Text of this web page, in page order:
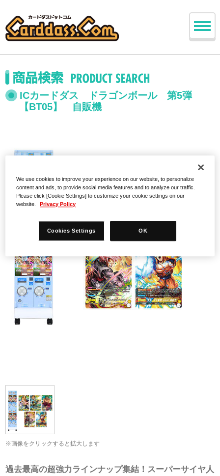
ICカードダス ドラゴンボール 第5弾
【BT05】 自販機
※画像をクリックすると拡大します
過去最高の超強力ラインナップ集結！スーパーサイヤ人
We use cookies to improve your experience on our website, to personalize
content and ads, to provide social media features and to analyze our traffic.
Please click [Cookie Settings] to customize your cookie settings on our
website.
Privacy Policy
Cookies Settings OK